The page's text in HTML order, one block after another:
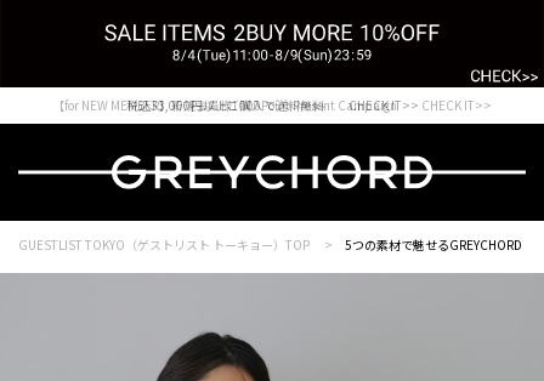
税込33,000円以上ご購入で送料無料 CHECK IT>>
Shopping from outside Japan? Visit our Global Site here. >>
GUESTLIST TOKYO（ゲストリスト トーキョー）TOP 5つの素材で魅せるGREYCHORD